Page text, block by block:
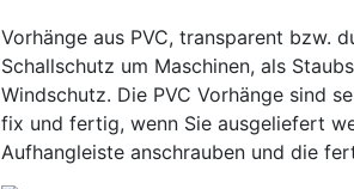
Vorhänge aus PVC, transparent bzw.
Schallschutz um Maschinen, als
Windschutz. Die PVC Vorhänge sind
fix und fertig, wenn Sie ausgeliefert
Aufhangleiste anschrauben und die